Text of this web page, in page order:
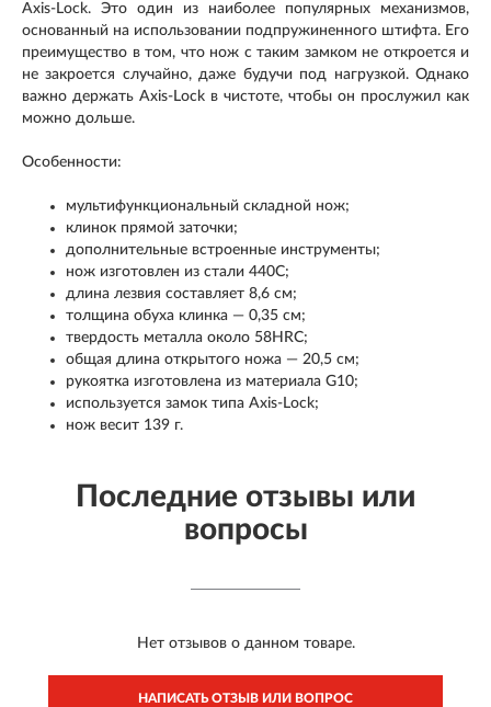
Axis-Lock. Это один из наиболее популярных механизмов,
основанный на использовании подпружиненного штифта. Его
преимущество в том, что нож с таким замком не откроется и
не закроется случайно, даже будучи под нагрузкой. Однако
важно держать Axis-Lock в чистоте, чтобы он прослужил как
можно дольше.
Особенности:
мультифункциональный складной нож;
клинок прямой заточки;
дополнительные встроенные инструменты;
нож изготовлен из стали 440С;
длина лезвия составляет 8,6 см;
толщина обуха клинка — 0,35 см;
твердость металла около 58HRC;
общая длина открытого ножа — 20,5 см;
рукоятка изготовлена из материала G10;
используется замок типа Axis-Lock;
нож весит 139 г.
Последние отзывы или
вопросы
Нет отзывов о данном товаре.
НАПИСАТЬ ОТЗЫВ ИЛИ ВОПРОС